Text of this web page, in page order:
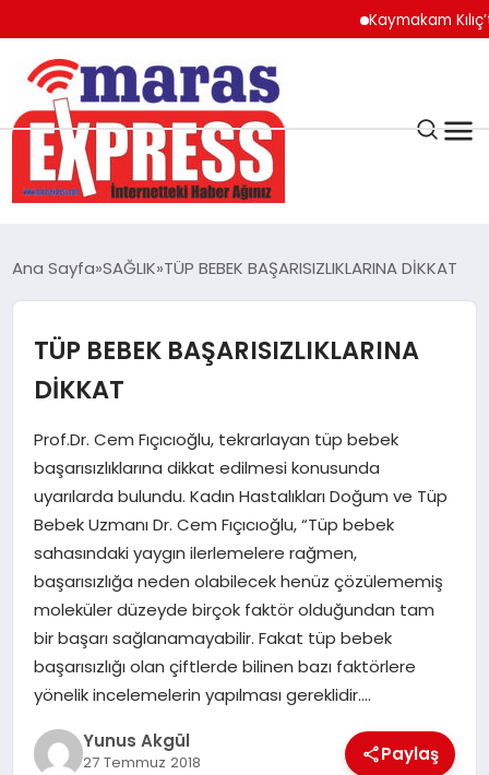
Kaymakam Kılıç’tan
K.MARAŞ
AFŞİN
BİZE ULAŞIN
GÖKSUN
TÜRKOĞLU
PAZARCIK
KÜNYE
Ana Sayfa SAĞLIK TÜP BEBEK BAŞARISIZLIKLARINA DİKKAT
TÜP BEBEK BAŞARISIZLIKLARINA
DİKKAT
Prof.Dr. Cem Fıçıcıoğlu, tekrarlayan tüp bebek
başarısızlıklarına dikkat edilmesi konusunda
uyarılarda bulundu. Kadın Hastalıkları Doğum ve Tüp
Bebek Uzmanı Dr. Cem Fıçıcıoğlu, “Tüp bebek
sahasındaki yaygın ilerlemelere rağmen,
başarısızlığa neden olabilecek henüz çözülememiş
moleküler düzeyde birçok faktör olduğundan tam
bir başarı sağlanamayabilir. Fakat tüp bebek
başarısızlığı olan çiftlerde bilinen bazı faktörlere
yönelik incelemelerin yapılması gereklidir….
Yunus Akgül
27 Temmuz 2018 Paylaş